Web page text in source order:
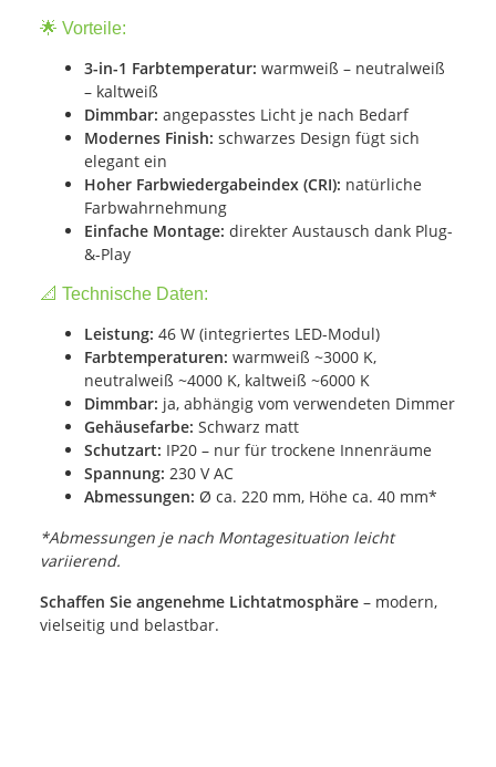
🌟 Vorteile:
3-in-1 Farbtemperatur: warmweiß – neutralweiß
– kaltweiß
Dimmbar: angepasstes Licht je nach Bedarf
Modernes Finish: schwarzes Design fügt sich
elegant ein
Hoher Farbwiedergabeindex (CRI): natürliche
Farbwahrnehmung
Einfache Montage: direkter Austausch dank Plug-
&-Play
📐 Technische Daten:
Leistung: 46 W (integriertes LED-Modul)
Farbtemperaturen: warmweiß ~3000 K,
neutralweiß ~4000 K, kaltweiß ~6000 K
Dimmbar: ja, abhängig vom verwendeten Dimmer
Gehäusefarbe: Schwarz matt
Schutzart: IP20 – nur für trockene Innenräume
Spannung: 230 V AC
Abmessungen: Ø ca. 220 mm, Höhe ca. 40 mm*
*Abmessungen je nach Montagesituation leicht
variierend.
Schaffen Sie angenehme Lichtatmosphäre – modern,
vielseitig und belastbar.